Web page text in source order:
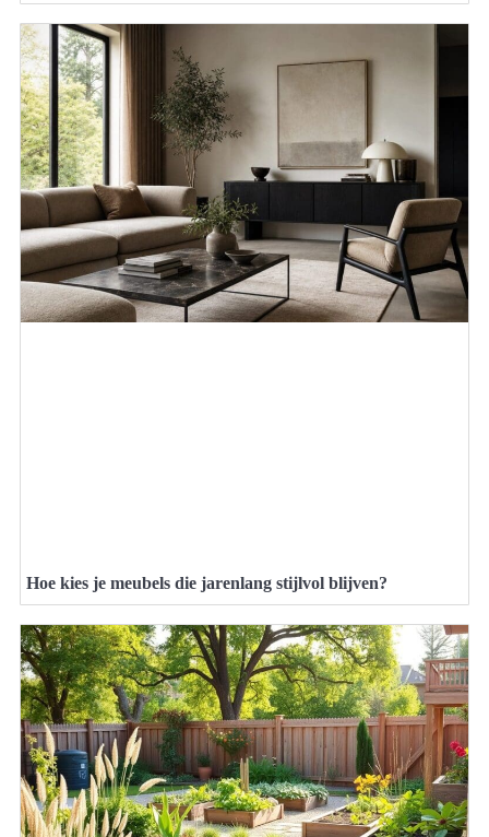
Hoe kies je meubels die jarenlang stijlvol blijven?